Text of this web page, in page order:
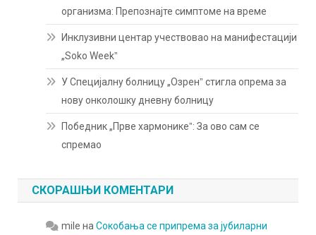
организма: Препознајте симптоме на време
Инклузивни центар учествовао на манифестацији
„Soko Weekˮ
У Специјалну болницу „Озренˮ стигла опрема за
нову онколошку дневну болницу
Победник „Прве хармоникеˮ: За ово сам се
спремао
СКОРАШЊИ КОМЕНТАРИ
mile наСокобања се припрема за јубиларни